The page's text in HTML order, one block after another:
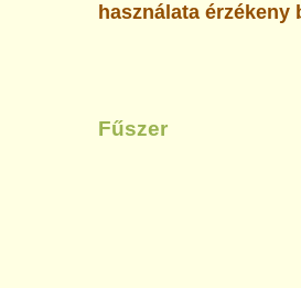
használata
Fűszer